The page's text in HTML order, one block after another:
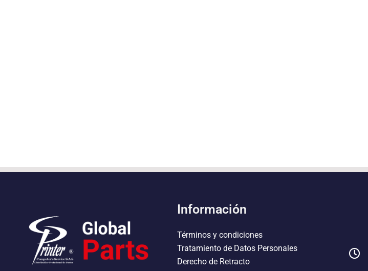
Información
Términos y condiciones
Tratamiento de Datos Personales
Derecho de Retracto